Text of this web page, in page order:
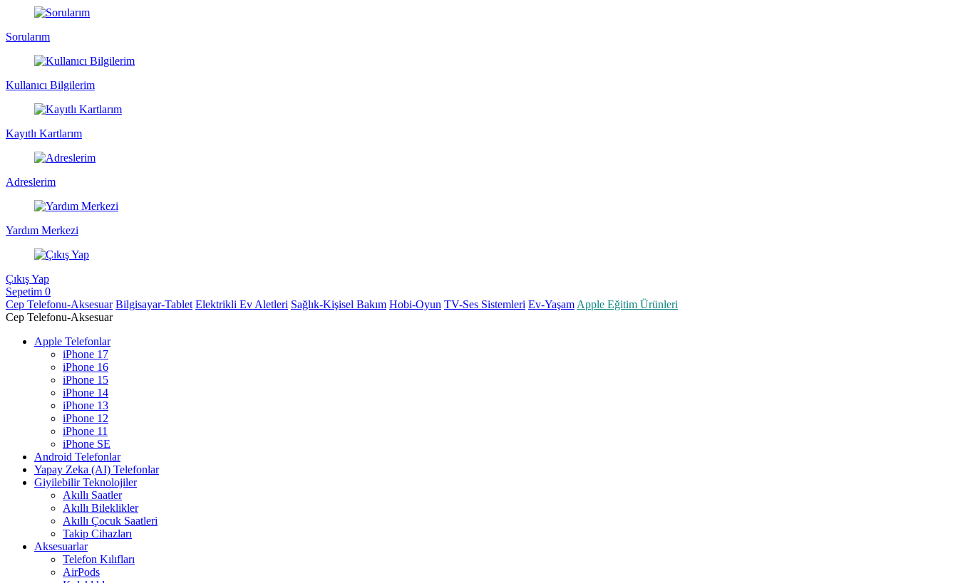
Sorularım
Kullanıcı Bilgilerim
Kayıtlı Kartlarım
Adreslerim
Yardım Merkezi
Çıkış Yap
Sepetim 0
Cep Telefonu-Aksesuar Bilgisayar-Tablet Elektrikli Ev Aletleri Sağlık-Kişisel Bakım Hobi-Oyun TV-Ses Sistemleri Ev-Yaşam Apple Eğitim Ürünleri
Cep Telefonu-Aksesuar
Apple Telefonlar
iPhone 17
iPhone 16
iPhone 15
iPhone 14
iPhone 13
iPhone 12
iPhone 11
iPhone SE
Android Telefonlar
Yapay Zeka (AI) Telefonlar
Giyilebilir Teknolojiler
Akıllı Saatler
Akıllı Bileklikler
Akıllı Çocuk Saatleri
Takip Cihazları
Aksesuarlar
Telefon Kılıfları
AirPods